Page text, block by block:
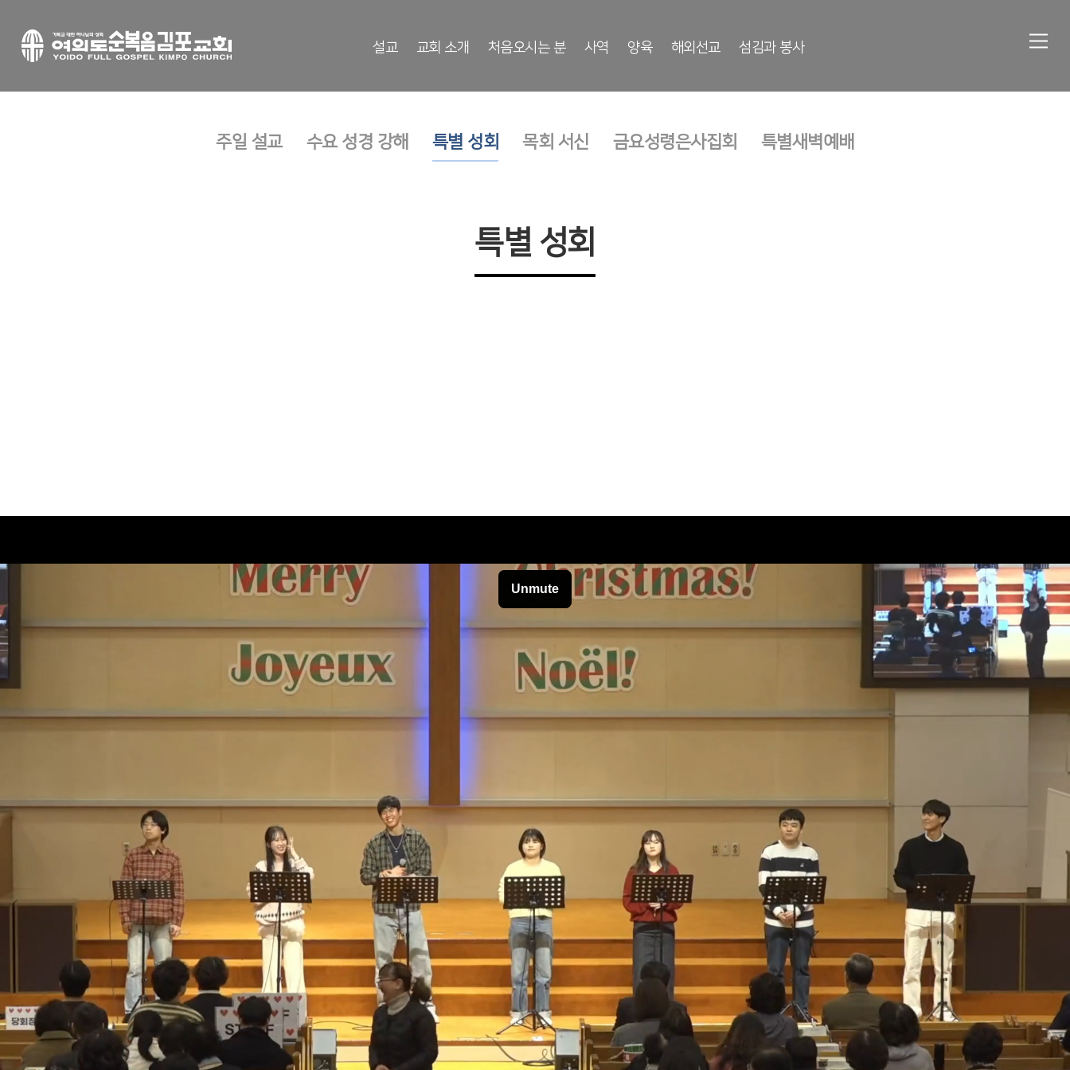
설교 교회 소개 처음오시는 분 사역 양육 해외선교 섬김과 봉사
주일 설교 수요 성경 강해 특별 성회 목회 서신 금요성령은사집회 특별새벽예배
특별 성회